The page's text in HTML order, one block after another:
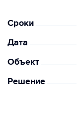
Сроки
Дата
Объект
Решение